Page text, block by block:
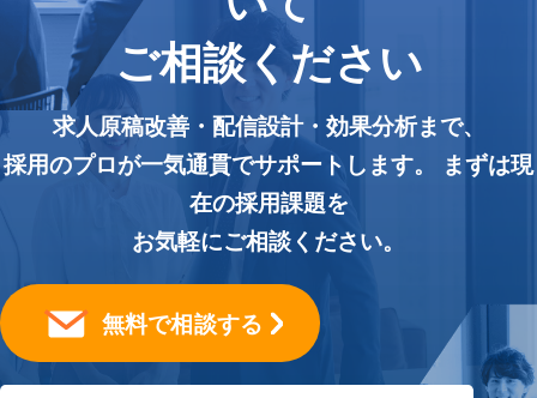
ご相談ください
求人原稿改善・配信設計・効果分析まで、
採用のプロが一気通貫でサポートします。 まずは現
在の採用課題を
お気軽にご相談ください。
無料で相談する